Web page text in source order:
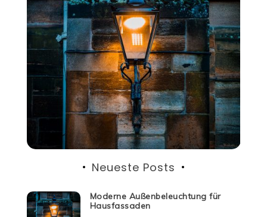
Neueste Posts
Moderne Außenbeleuchtung für
Hausfassaden